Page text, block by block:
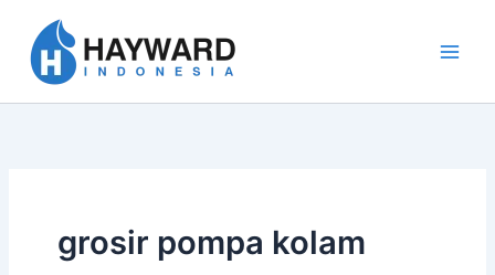
konten
grosir pompa kolam